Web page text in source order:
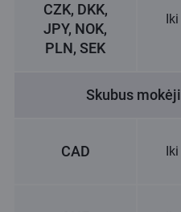
CZK, DKK,
JPY, NOK,
PLN, SEK
Skubus
CAD